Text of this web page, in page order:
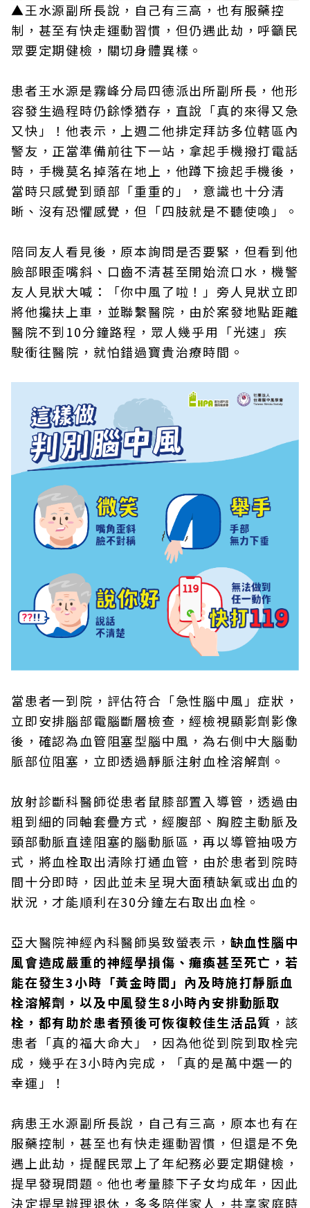
▲王水源副所長說，自己有三高，也有服藥控
制，甚至有快走運動習慣，但仍遇此劫，呼籲民
眾要定期健檢，關切身體異樣。
患者王水源是霧峰分局四德派出所副所長，他形
容發生過程時仍餘悸猶存，直說「真的來得又急
又快」！他表示，上週二他排定拜訪多位轄區內
警友，正當準備前往下一站，拿起手機撥打電話
時，手機莫名掉落在地上，他蹲下撿起手機後，
當時只感覺到頭部「重重的」，意識也十分清
晰、沒有恐懼感覺，但「四肢就是不聽使喚」。
陪同友人看見後，原本詢問是否要緊，但看到他
臉部眼歪嘴斜、口齒不清甚至開始流口水，機警
友人見狀大喊：「你中風了啦！」旁人見狀立即
將他攙扶上車，並聯繫醫院，由於案發地點距離
醫院不到10分鐘路程，眾人幾乎用「光速」疾
駛衝往醫院，就怕錯過寶貴治療時間。
當患者一到院，評估符合「急性腦中風」症狀，
立即安排腦部電腦斷層檢查，經檢視顯影劑影像
後，確認為血管阻塞型腦中風，為右側中大腦動
脈部位阻塞，立即透過靜脈注射血栓溶解劑。
放射診斷科醫師從患者鼠膝部置入導管，透過由
粗到細的同軸套疊方式，經腹部、胸腔主動脈及
頸部動脈直達阻塞的腦動脈區，再以導管抽吸方
式，將血栓取出清除打通血管，由於患者到院時
間十分即時，因此並未呈現大面積缺氧或出血的
狀況，才能順利在30分鐘左右取出血栓。
亞大醫院神經內科醫師吳致螢表示， 缺血性腦中
風會造成嚴重的神經學損傷、癱瘓甚至死亡，若
能在發生3小時「黃金時間」內及時施打靜脈血
栓溶解劑，以及中風發生8小時內安排動脈取
栓，都有助於患者預後可恢復較佳生活品質 ，該
患者「真的福大命大」，因為他從到院到取栓完
成，幾乎在3小時內完成，「真的是萬中選一的
幸運」！
病患王水源副所長說，自己有三高，原本也有在
服藥控制，甚至也有快走運動習慣，但還是不免
遇上此劫，提醒民眾上了年紀務必要定期健檢，
提早發現問題。他也考量膝下子女均成年，因此
決定提早辦理退休，多多陪伴家人，共享家庭時